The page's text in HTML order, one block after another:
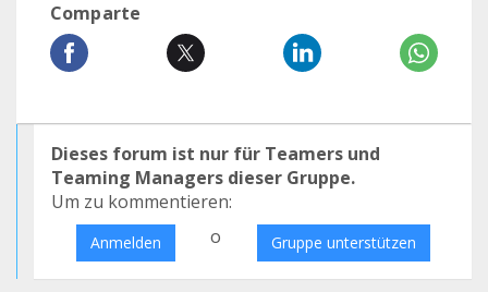
Comparte
Dieses forum ist nur für Teamers und
Teaming Managers dieser Gruppe.
Um zu kommentieren:
Anmelden o Gruppe unterstützen